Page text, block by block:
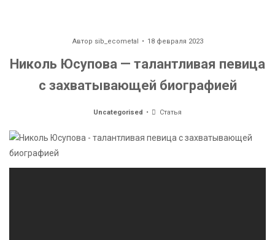
Автор sib_ecometal 18 февраля 2023
Николь Юсупова — талантливая певица
с захватывающей биографией
Uncategorised Статья